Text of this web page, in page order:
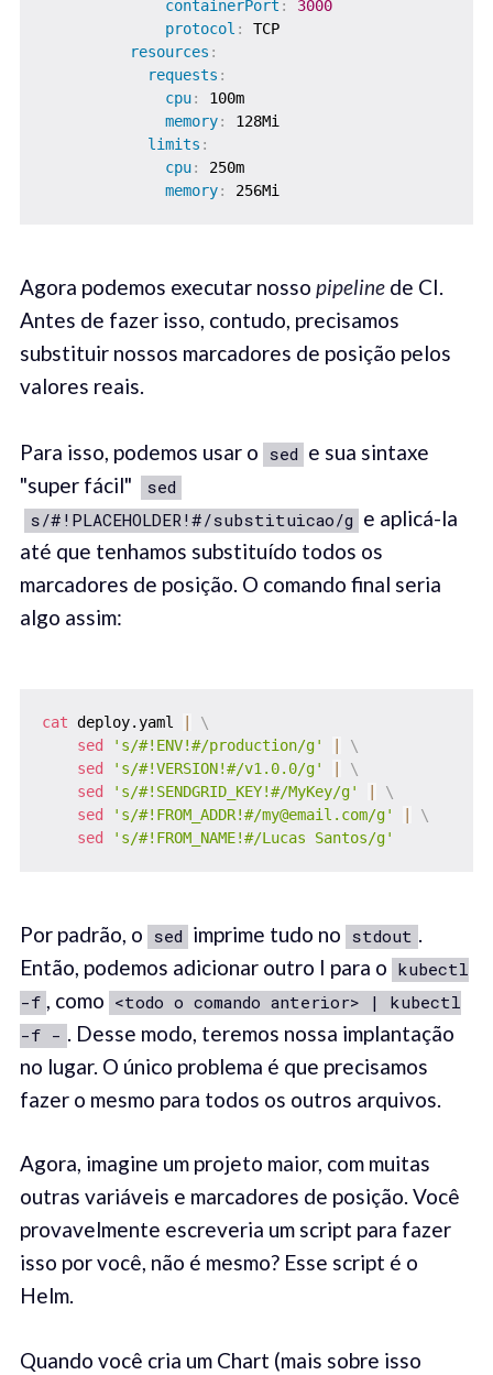
containerPort :
3000
protocol :
TCP
resources :
requests :
cpu:
100m
memory:
128Mi
limits :
cpu:
250m
memory: 256Mi
Agora podemos executar nosso pipelinede CI.
Antes de fazer isso, contudo, precisamos
substituir nossos marcadores de posição pelos
valores reais.
Para isso, podemos usar o sed e sua sintaxe
"super fácil"
sed
s/#!PLACEHOLDER!#/substituicao/g e aplicá-la
até que tenhamos substituído todos os
marcadores de posição. O comando final seria
algo assim:
cat deploy.yaml
\
sed
's/#!ENV!#/production/g'
\
sed
's/#!VERSION!#/v1.0.0/g'
\
sed
's/#!SENDGRID_KEY!#/MyKey/g'
\
sed
's/#!FROM_ADDR!#/my@email.com/g'
\
sed
's/#!FROM_NAME!#/Lucas Santos/g'
Por padrão, o sed imprime tudo no stdout .
Então, podemos adicionar outro I para o kubectl
-f , como <todo o comando anterior> | kubectl
-f - . Desse modo, teremos nossa implantação
no lugar. O único problema é que precisamos
fazer o mesmo para todos os outros arquivos.
Agora, imagine um projeto maior, com muitas
outras variáveis e marcadores de posição. Você
provavelmente escreveria um script para fazer
isso por você, não é mesmo? Esse script é o
Helm.
Quando você cria um Chart (mais sobre isso